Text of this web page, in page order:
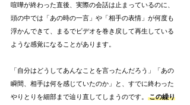
喧嘩が終わった直後、実際の会話は止まっているのに、
頭の中では「あの時の一言」や「相手の表情」が何度も
浮かんできて、まるでビデオを巻き戻して再生している
ような感覚になることがあります。
「自分はどうしてあんなことを言ったんだろう」「あの
瞬間、相手は何を感じていたのか」と、すでに終わった
やりとりを細部まで辿り直してしまうのです。
この繰り